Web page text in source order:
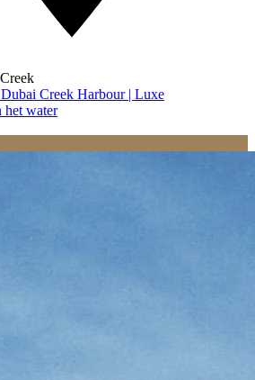
Creek Harbour | Luxe
het water